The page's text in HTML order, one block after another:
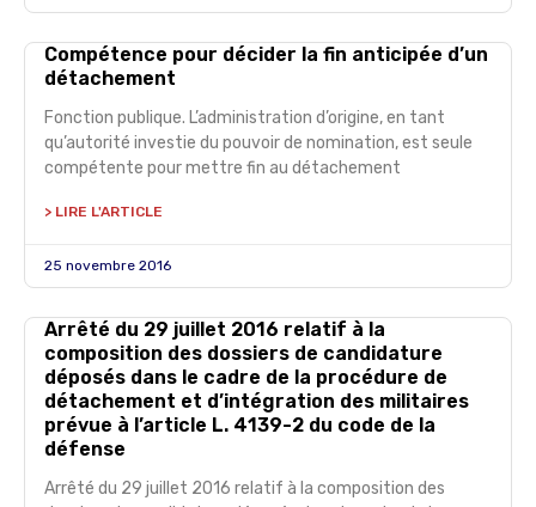
Compétence pour décider la fin anticipée d’un
détachement
Fonction publique. L’administration d’origine, en tant
qu’autorité investie du pouvoir de nomination, est seule
compétente pour mettre fin au détachement
> LIRE L'ARTICLE
25 novembre 2016
Arrêté du 29 juillet 2016 relatif à la
composition des dossiers de candidature
déposés dans le cadre de la procédure de
détachement et d’intégration des militaires
prévue à l’article L. 4139-2 du code de la
défense
Arrêté du 29 juillet 2016 relatif à la composition des